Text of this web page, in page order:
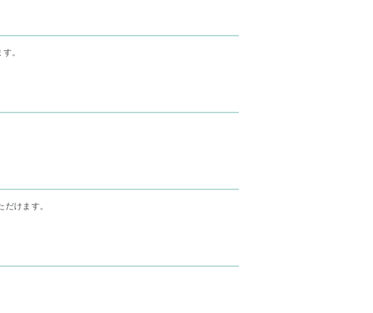
。
だけます。